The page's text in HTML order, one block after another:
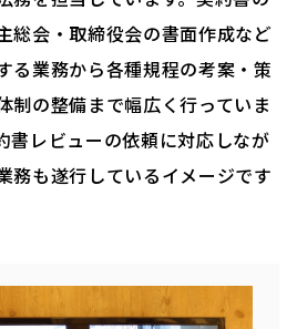
総会・取締役会の書面作成など
る業務から各種規程の考案・策
制の整備まで幅広く行っていま
書レビューの依頼に対応しなが
務も遂行しているイメージです